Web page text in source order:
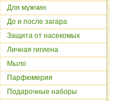
Для мужчин
До и после загара
Защита от насекомых
Личная гигиена
Мыло
Парфюмерия
Подарочные наборы